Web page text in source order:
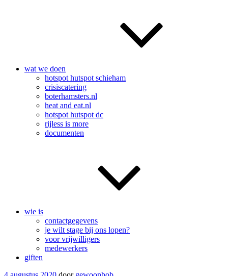
wat we doen
hotspot hutspot schieham
crisiscatering
boterhamsters.nl
heat and eat.nl
hotspot hutspot dc
rijless is more
documenten
wie is
contactgegevens
je wilt stage bij ons lopen?
voor vrijwilligers
medewerkers
giften
Geplaatst